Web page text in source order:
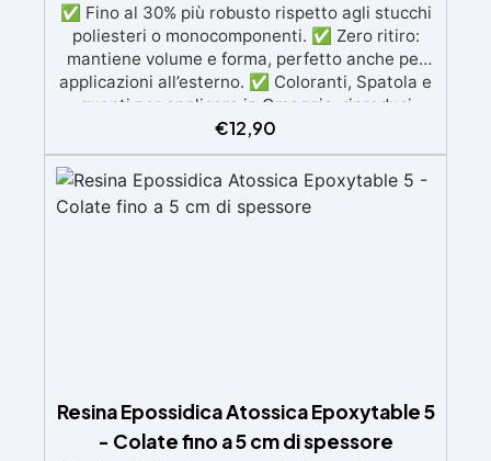
✅ Fino al 30% più robusto rispetto agli stucchi
poliesteri o monocomponenti. ✅ Zero ritiro:
mantiene volume e forma, perfetto anche per
applicazioni all’esterno. ✅ Coloranti, Spatola e
guanti per applicare in Omaggio: riproduci
qualsiasi tonalità del legno, con il kit di
applicazione omaggio. ✅ Compatibile con
vernici e finiture: non lascia aloni né difetti
visivi. ✅ Facile da carteggiare e rifinire:
risultati professionali in pochi passaggi.
€12,90
Resina Epossidica Atossica Epoxytable 5
- Colate fino a 5 cm di spessore